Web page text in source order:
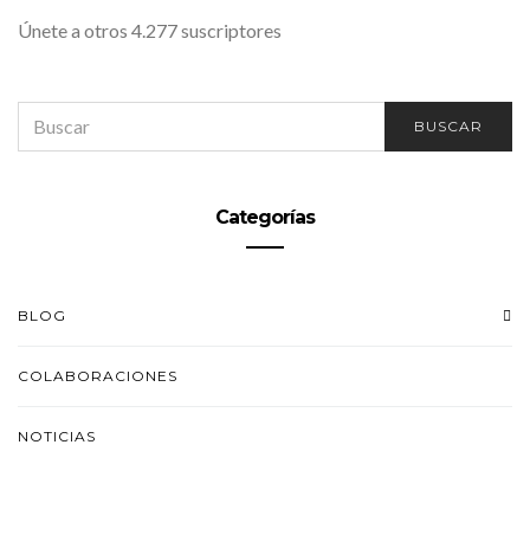
Únete a otros 4.277 suscriptores
FOR:
BUSCAR
Categorías
BLOG
COLABORACIONES
NOTICIAS